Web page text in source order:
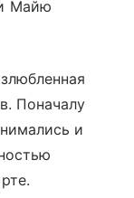
Майю
Поначалу
и